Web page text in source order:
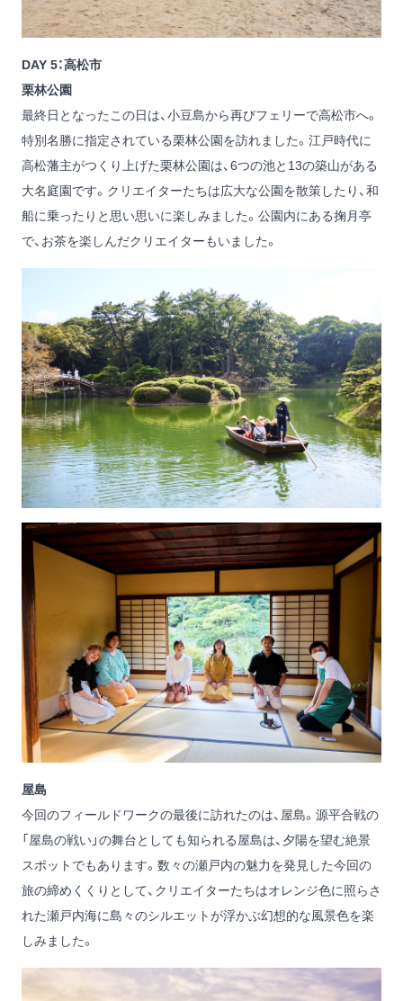
DAY 5：高松市
栗林公園
最終日となったこの日は、小豆島から再びフェリーで高松市へ。
特別名勝に指定されている栗林公園を訪れました。江戸時代に
高松藩主がつくり上げた栗林公園は、6つの池と13の築山がある
大名庭園です。クリエイターたちは広大な公園を散策したり、和
船に乗ったりと思い思いに楽しみました。公園内にある掬月亭
で、お茶を楽しんだクリエイターもいました。
屋島
今回のフィールドワークの最後に訪れたのは、屋島。源平合戦の
「屋島の戦い」の舞台としても知られる屋島は、夕陽を望む絶景
スポットでもあります。数々の瀬戸内の魅力を発見した今回の
旅の締めくくりとして、クリエイターたちはオレンジ色に照らさ
れた瀬戸内海に島々のシルエットが浮かぶ幻想的な風景色を楽
しみました。